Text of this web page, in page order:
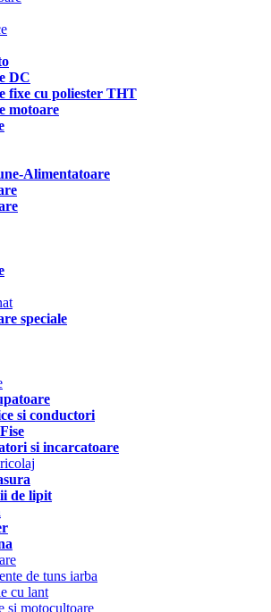
DC
fixe cu poliester THT
motoare
Alimentatoare
speciale
si conductori
si incarcatoare
de lipit
de tuns iarba
cu lant
si motocultoare